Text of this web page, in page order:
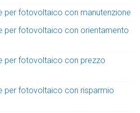
per fotovoltaico con manutenzione
per fotovoltaico con orientamento
per fotovoltaico con prezzo
per fotovoltaico con risparmio